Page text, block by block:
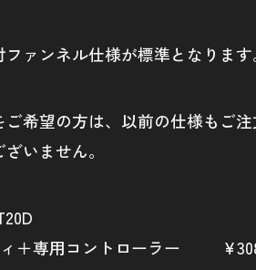
ァンネル仕様が標準となります
希望の方は、以前の仕様もご
いません。
ィ＋専用コントローラー